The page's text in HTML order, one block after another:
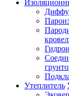
Утеплитель